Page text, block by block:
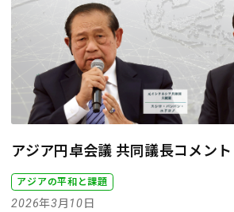
アジア円卓会議 共同議長コメント
アジアの平和と課題
2026年3月10日